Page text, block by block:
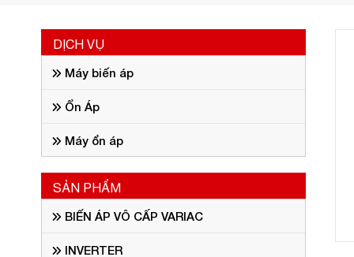
DỊCH VỤ
Máy biến áp
Ổn Áp
Máy ổn áp
SẢN PHẨM
BIẾN ÁP VÔ CẤP VARIAC
INVERTER